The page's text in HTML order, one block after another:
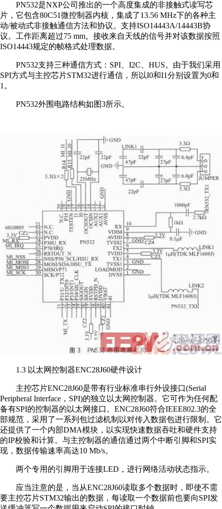
PN532是NXP公司推出的一个高度集成的非接触式读写芯
片，它包含80C51微控制器内核，集成了13.56 MHz下的各种主
动/被动式非接触通信方法和协议。支持ISO14443A/14443B协
议。工作距离超过75 mm。接收来自天线的信号并对该数据按照
ISO14443规定的帧格式处理数据。
PN532支持三种通信方式：SPI、I2C、HUS。由于我们采用
SPI方式与主控芯片STM32进行通信，所以I0和I1分别设置为0和
1。
PN532外围电路结构如图3所示。
1.3 以太网控制器ENC28J60硬件设计
主控芯片ENC28J60是带有行业标准串行外设接口(Serial
Peripheral Interface，SPI)的独立以太网控制器。它可作为任何配
备有SPI的控制器的以太网接口。ENC28J60符合IEEE802.3的全
部规范，采用了一系列包过滤机制以对传入数据包进行限制。它
还提供了一个内部DMA模块，以实现快速数据吞吐和硬件支持
的IP校验和计算。与主控制器的通信通过两个中断引脚和SPI实
现，数据传输速率高达10 Mb/s。
两个专用的引脚用于连接LED，进行网络活动状态指示。
应当注意的是，当从ENC28J60读取多个数据时，即使不需
要主控芯片STM32输出的数据，每读取一个数据前也要向SPI发